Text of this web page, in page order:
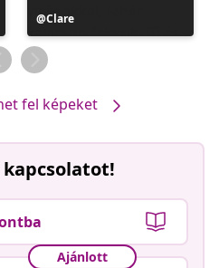
Bejegyzés
közzétevője
Clare
fel képeket
Ajánlott